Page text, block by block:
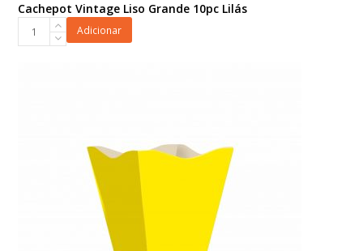
Cachepot Vintage Liso Grande 10pc Lilás
Cachepot
Adicionar